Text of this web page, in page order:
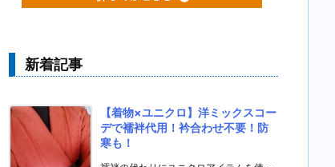
新着記事
【着物×ユニクロ】洋ミックスコー
デで襦袢代用！衿合わせ不要！防
寒も！